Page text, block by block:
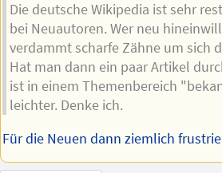
Die deutsche Wikipedia ist sehr
bei Neuautoren. Wer neu
verdammt scharfe Zähne um sich
Hat man dann ein paar Artikel
ist in einem Themenbereich
leichter. Denke ich.
Für die Neuen dann ziemlich